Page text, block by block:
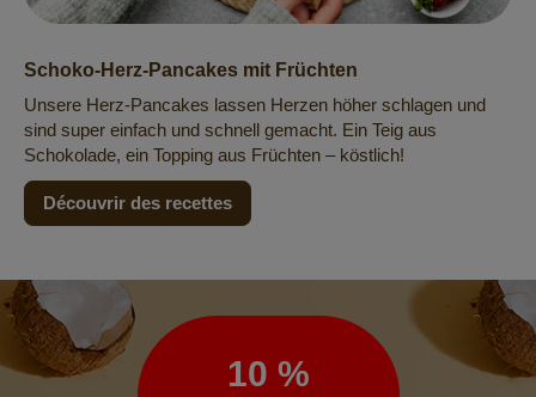
Schoko-Herz-Pancakes mit Früchten
Unsere Herz-Pancakes lassen Herzen höher schlagen und
sind super einfach und schnell gemacht. Ein Teig aus
Schokolade, ein Topping aus Früchten – köstlich!
Découvrir des recettes
Lettre
d’information
10 %